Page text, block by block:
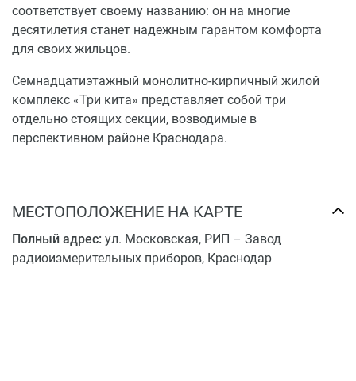
соответствует своему названию: он на многие
десятилетия станет надежным гарантом комфорта
для своих жильцов.
Семнадцатиэтажный монолитно-кирпичный жилой
комплекс «Три кита» представляет собой три
отдельно стоящих секции, возводимые в
перспективном районе Краснодара.
МЕСТОПОЛОЖЕНИЕ НА КАРТЕ
Полный адрес: ул. Московская, РИП – Завод
радиоизмерительных приборов, Краснодар